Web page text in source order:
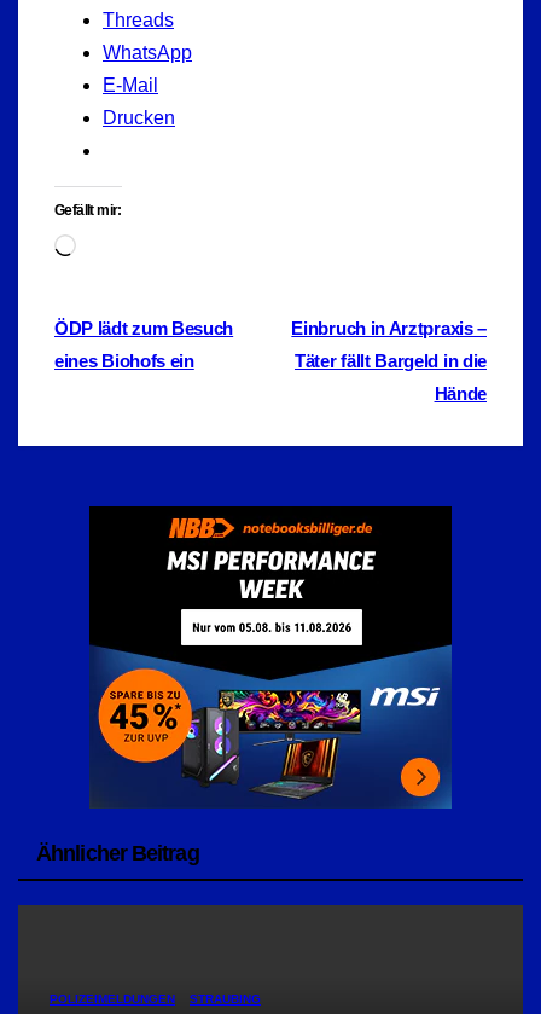
Threads
WhatsApp
E-Mail
Drucken
Gefällt mir:
Wird
BeitragsnavigationEinbruch in Arztpraxis –
Täter fällt Bargeld in die
Hände
ÖDP lädt zum Besuch
eines Biohofs ein
Ähnlicher Beitrag
POLIZEIMELDUNGEN STRAUBING